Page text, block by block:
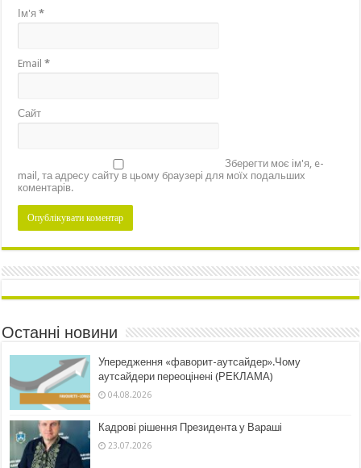
Ім'я*
Email*
Сайт
Зберегти моє ім'я, e-
mail, та адресу сайту в цьому браузері для моїх подальших
коментарів.
Останні новини
Упередження «фаворит-аутсайдер».Чому
аутсайдери переоцінені (РЕКЛАМА)
04.08.2026
Кадрові рішення Президента у Вараші
23.07.2026